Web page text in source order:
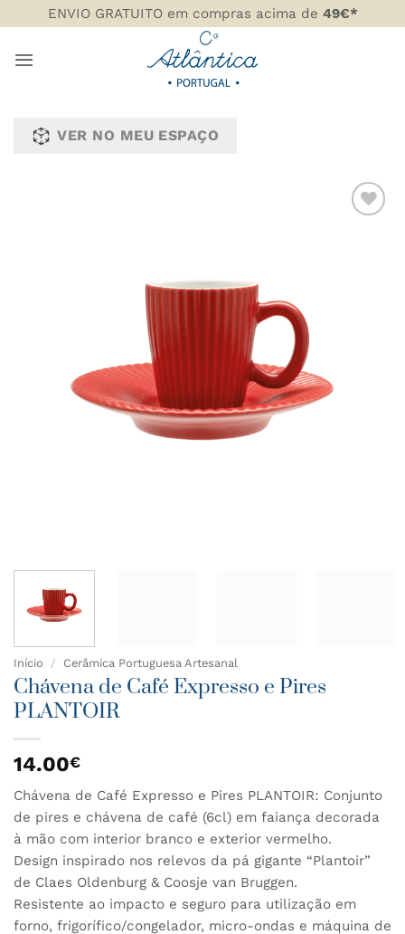
to
content
ENVIO GRATUITO em compras acima de 49€*
VER NO MEU ESPAÇO
Início / Cerâmica Portuguesa Artesanal
Chávena de Café Expresso e Pires
PLANTOIR
14.00€
Chávena de Café Expresso e Pires PLANTOIR: Conjunto
de pires e chávena de café (6cl) em faiança decorada
à mão com interior branco e exterior vermelho.
Design inspirado nos relevos da pá gigante “Plantoir”
de Claes Oldenburg & Coosje van Bruggen.
Resistente ao impacto e seguro para utilização em
forno, frigorífico/congelador, micro-ondas e máquina de